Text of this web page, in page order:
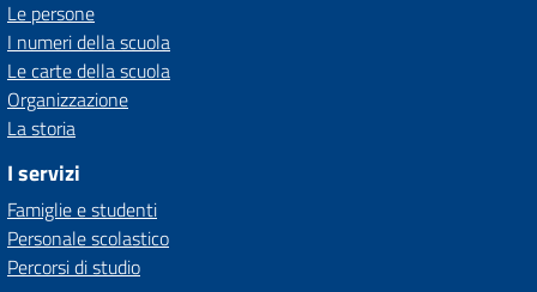
Le persone
I numeri della scuola
Le carte della scuola
Organizzazione
La storia
I servizi
Famiglie e studenti
Personale scolastico
Percorsi di studio